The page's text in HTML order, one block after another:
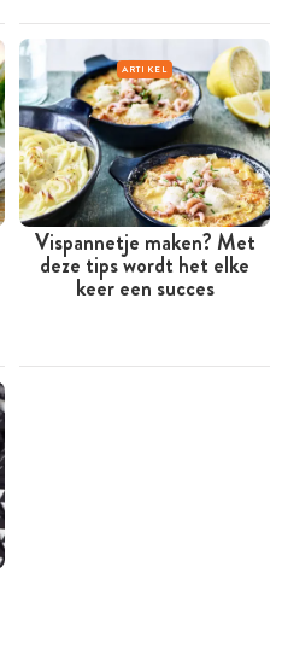
ARTIKEL
Vispannetje maken? Met
deze tips wordt het elke
keer een succes